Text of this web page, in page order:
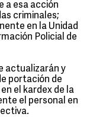
a esa acción
criminales;
en la Unidad
Policial de
actualizarán y
portación de
el kardex de la
el personal en